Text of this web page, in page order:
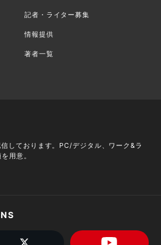
記者・ライター募集
情報提供
著者一覧
しております。PC/デジタル、ワーク&ラ
用意。